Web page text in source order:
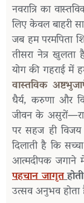
नवरात्रि का
लिए केवल बाहरी
जब हम परमपिता
तीसरा नेत्र
योग की गहराई में
वास्तविक
धैर्य, करुणा और
जीवन के
पर सहज ही विजय
दिलाती है कि
आत्मदीपक जगाने
पहचान जागृत
उत्सव अनुभव होता